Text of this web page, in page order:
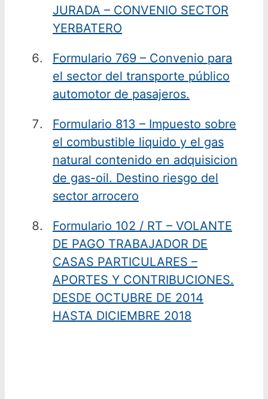
JURADA – CONVENIO SECTOR
YERBATERO
Formulario 769 – Convenio para
el sector del transporte público
automotor de pasajeros.
Formulario 813 – Impuesto sobre
el combustible liquido y el gas
natural contenido en adquisicion
de gas-oil. Destino riesgo del
sector arrocero
Formulario 102 / RT – VOLANTE
DE PAGO TRABAJADOR DE
CASAS PARTICULARES –
APORTES Y CONTRIBUCIONES.
DESDE OCTUBRE DE 2014
HASTA DICIEMBRE 2018